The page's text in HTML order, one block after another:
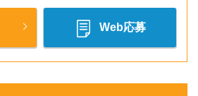
Web応募